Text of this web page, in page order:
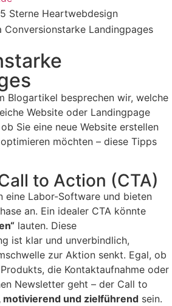
Blogartikel besprechen wir, welche
Website oder Landingpage
Sie eine neue Website erstellen
möchten – diese Tipps
to Action (CTA)
eine Labor-Software und bieten
an. Ein idealer CTA könnte
lauten. Diese
ist klar und unverbindlich,
zur Aktion senkt. Egal, ob
die Kontaktaufnahme oder
Newsletter geht – der Call to
motivierend und zielführend sein.